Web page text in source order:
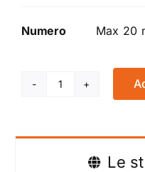
Numero Max 20
Strade
Le